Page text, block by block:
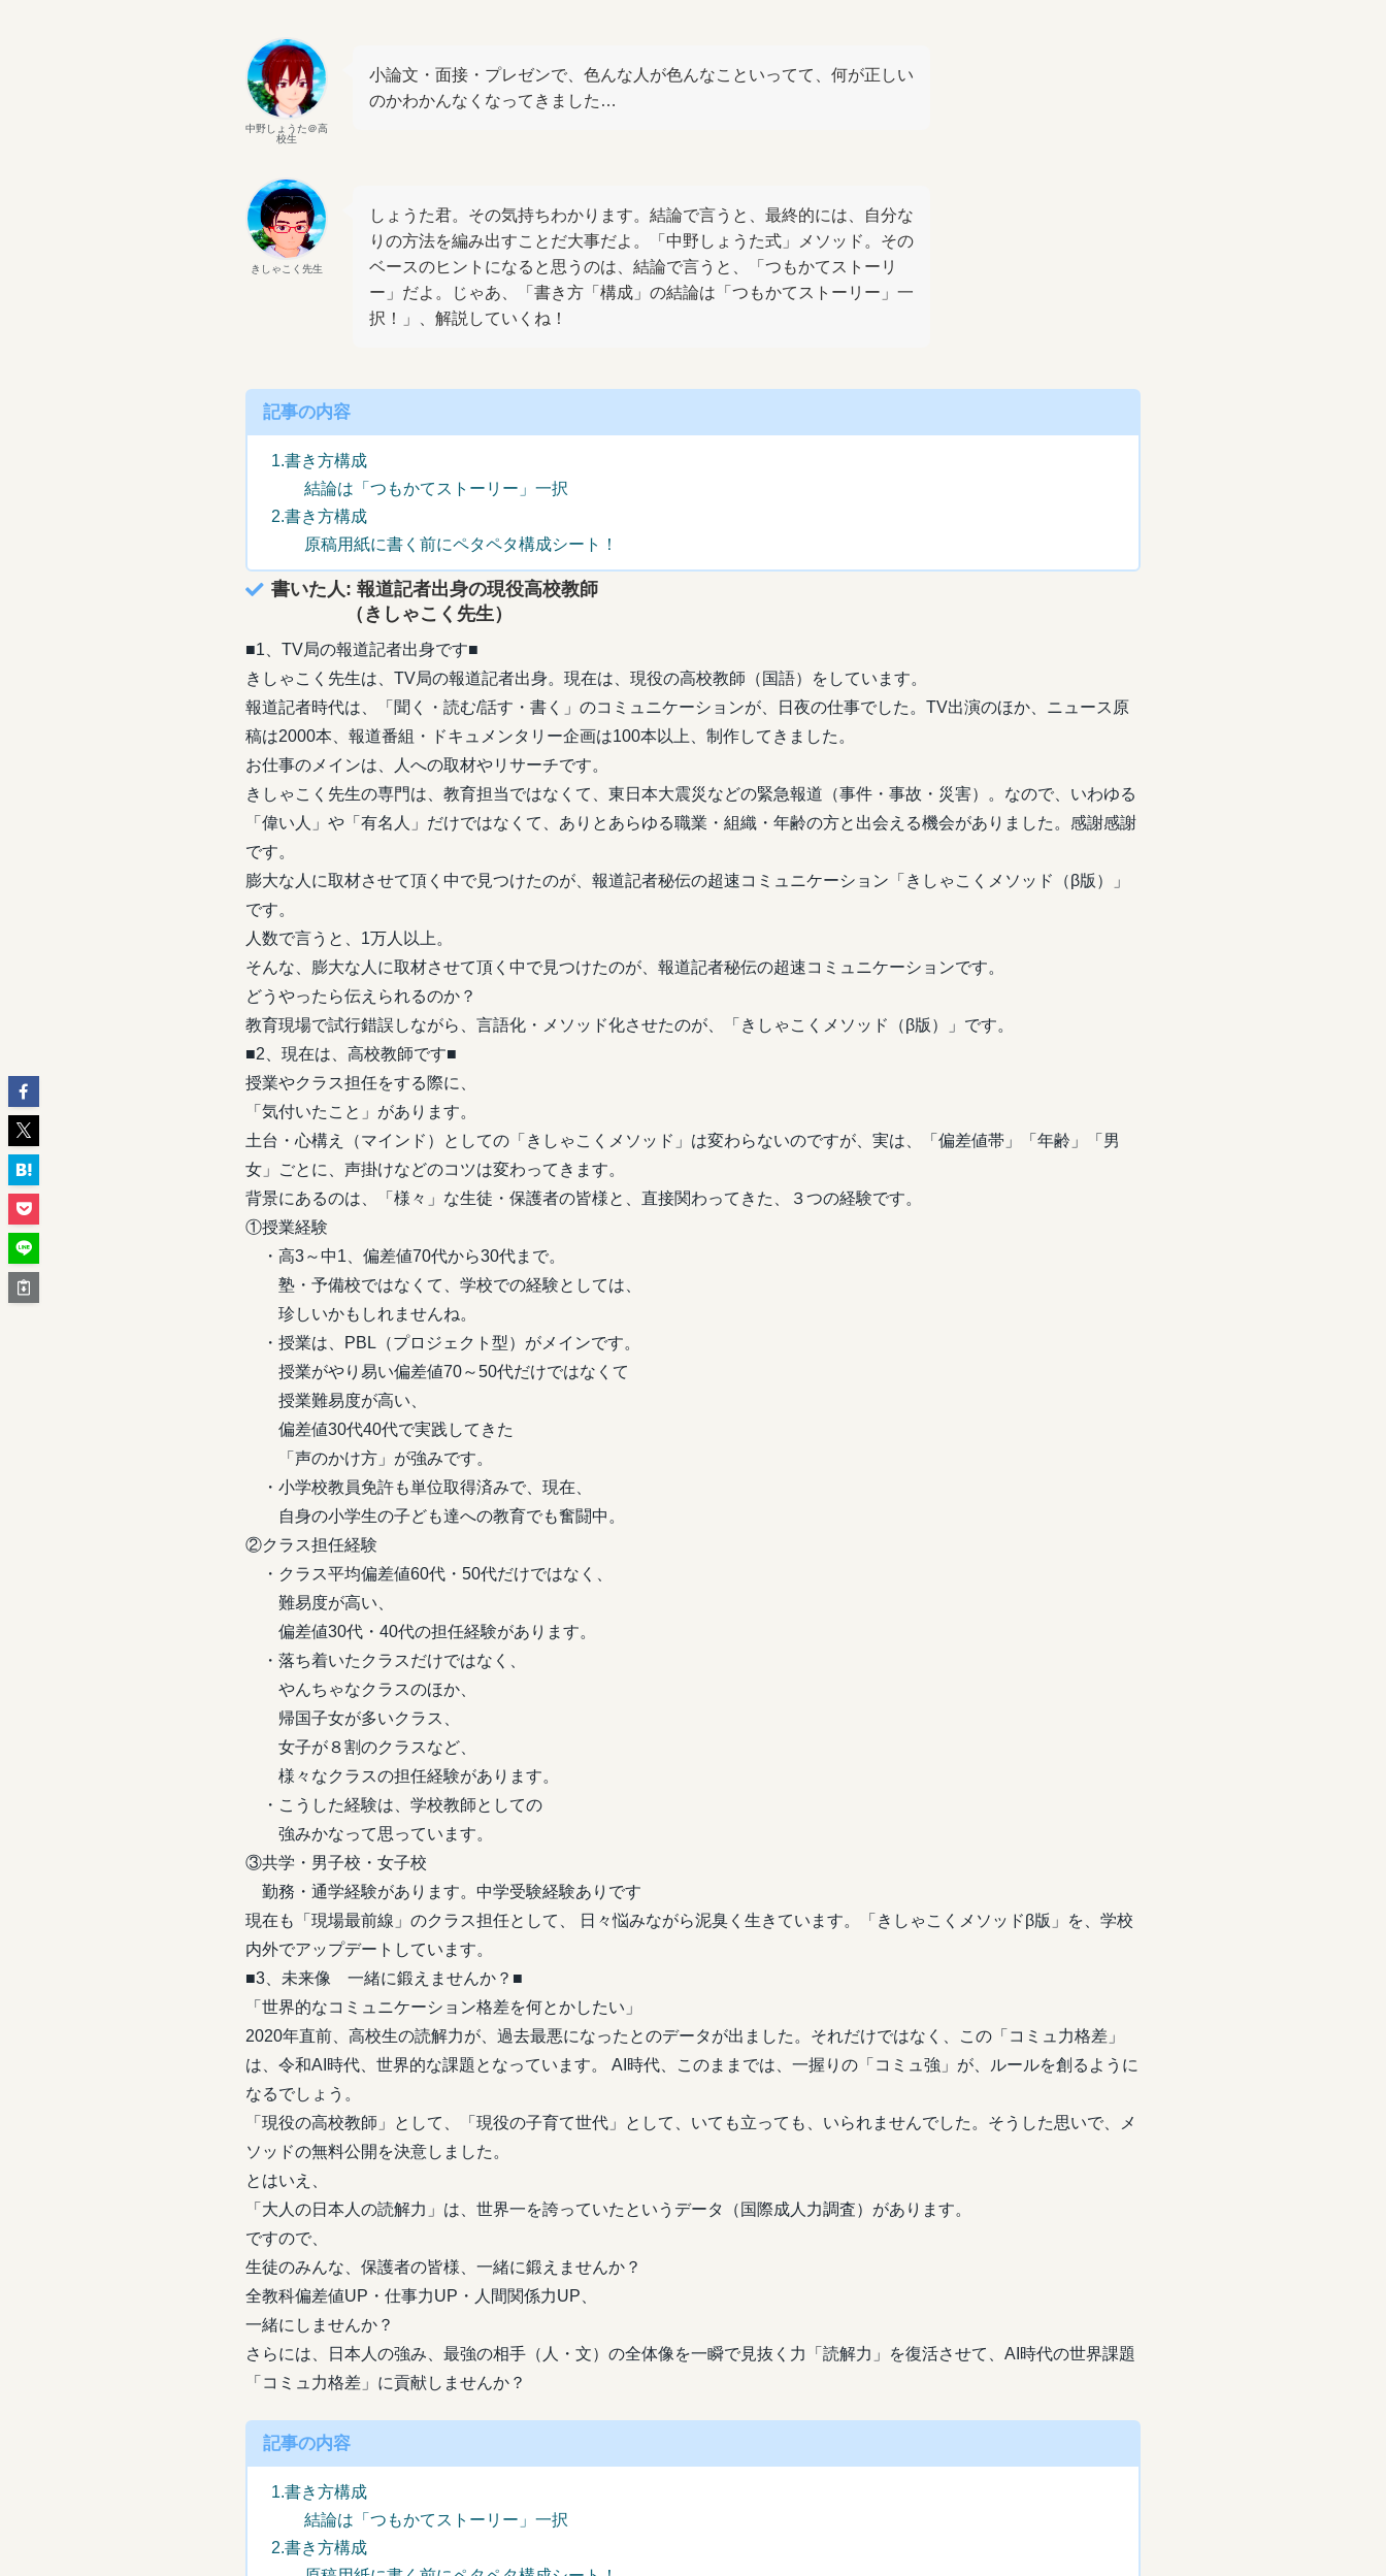
中野しょうた＠高
校生
小論文・面接・プレゼンで、色んな人が色んなこといってて、何が正しい
のかわかんなくなってきました…
きしゃこく先生
しょうた君。その気持ちわかります。結論で言うと、最終的には、自分な
りの方法を編み出すことだ大事だよ。「中野しょうた式」メソッド。その
ベースのヒントになると思うのは、結論で言うと、「つもかてストーリ
ー」だよ。じゃあ、「書き方「構成」の結論は「つもかてストーリー」一
択！」、解説していくね！
記事の内容
1.書き方構成
結論は「つもかてストーリー」一択
2.書き方構成
原稿用紙に書く前にペタペタ構成シート！
書いた人: 報道記者出身の現役高校教師
（きしゃこく先生）
■1、TV局の報道記者出身です■
きしゃこく先生は、TV局の報道記者出身。現在は、現役の高校教師（国語）をしています。
報道記者時代は、「聞く・読む/話す・書く」のコミュニケーションが、日夜の仕事でした。TV出演のほか、ニュース原
稿は2000本、報道番組・ドキュメンタリー企画は100本以上、制作してきました。
お仕事のメインは、人への取材やリサーチです。
きしゃこく先生の専門は、教育担当ではなくて、東日本大震災などの緊急報道（事件・事故・災害）。なので、いわゆる
「偉い人」や「有名人」だけではなくて、ありとあらゆる職業・組織・年齢の方と出会える機会がありました。感謝感謝
です。
膨大な人に取材させて頂く中で見つけたのが、報道記者秘伝の超速コミュニケーション「きしゃこくメソッド（β版）」
です。
人数で言うと、1万人以上。
そんな、膨大な人に取材させて頂く中で見つけたのが、報道記者秘伝の超速コミュニケーションです。
どうやったら伝えられるのか？
教育現場で試行錯誤しながら、言語化・メソッド化させたのが、「きしゃこくメソッド（β版）」です。
■2、現在は、高校教師です■
授業やクラス担任をする際に、
「気付いたこと」があります。
土台・心構え（マインド）としての「きしゃこくメソッド」は変わらないのですが、実は、「偏差値帯」「年齢」「男
女」ごとに、声掛けなどのコツは変わってきます。
背景にあるのは、「様々」な生徒・保護者の皆様と、直接関わってきた、３つの経験です。
①授業経験
・高3～中1、偏差値70代から30代まで。
塾・予備校ではなくて、学校での経験としては、
珍しいかもしれませんね。
・授業は、PBL（プロジェクト型）がメインです。
授業がやり易い偏差値70～50代だけではなくて
授業難易度が高い、
偏差値30代40代で実践してきた
「声のかけ方」が強みです。
・小学校教員免許も単位取得済みで、現在、
自身の小学生の子ども達への教育でも奮闘中。
②クラス担任経験
・クラス平均偏差値60代・50代だけではなく、
難易度が高い、
偏差値30代・40代の担任経験があります。
・落ち着いたクラスだけではなく、
やんちゃなクラスのほか、
帰国子女が多いクラス、
女子が８割のクラスなど、
様々なクラスの担任経験があります。
・こうした経験は、学校教師としての
強みかなって思っています。
③共学・男子校・女子校
勤務・通学経験があります。中学受験経験ありです
現在も「現場最前線」のクラス担任として、 日々悩みながら泥臭く生きています。「きしゃこくメソッドβ版」を、学校
内外でアップデートしています。
■3、未来像 一緒に鍛えませんか？■
「世界的なコミュニケーション格差を何とかしたい」
2020年直前、高校生の読解力が、過去最悪になったとのデータが出ました。それだけではなく、この「コミュ力格差」
は、令和AI時代、世界的な課題となっています。 AI時代、このままでは、一握りの「コミュ強」が、ルールを創るように
なるでしょう。
「現役の高校教師」として、「現役の子育て世代」として、いても立っても、いられませんでした。そうした思いで、メ
ソッドの無料公開を決意しました。
とはいえ、
「大人の日本人の読解力」は、世界一を誇っていたというデータ（国際成人力調査）があります。
ですので、
生徒のみんな、保護者の皆様、一緒に鍛えませんか？
全教科偏差値UP・仕事力UP・人間関係力UP、
一緒にしませんか？
さらには、日本人の強み、最強の相手（人・文）の全体像を一瞬で見抜く力「読解力」を復活させて、AI時代の世界課題
「コミュ力格差」に貢献しませんか？
記事の内容
1.書き方構成
結論は「つもかてストーリー」一択
2.書き方構成